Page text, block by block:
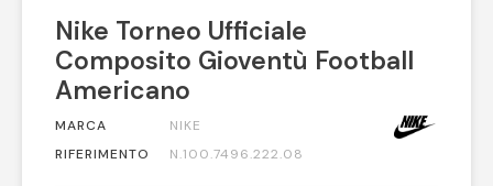
Nike Torneo Ufficiale
Composito Gioventù Football
Americano
MARCA
NIKE
RIFERIMENTO
N.100.7496.222.08